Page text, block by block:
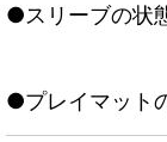
●スリーブの状
●プレイマット